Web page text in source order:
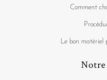
Comment
Le bon matériel